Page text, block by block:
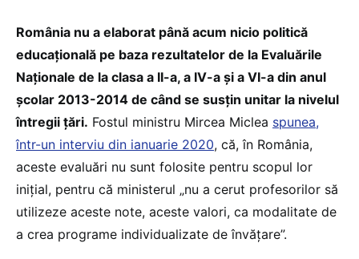
România nu a elaborat până acum nicio politică
educațională pe baza rezultatelor de la Evaluările
Naționale de la clasa a II-a, a IV-a și a VI-a din anul
școlar 2013-2014 de când se susțin unitar la nivelul
întregii țări. Fostul ministru Mircea Miclea spunea,
într-un interviu din ianuarie 2020, că, în România,
aceste evaluări nu sunt folosite pentru scopul lor
inițial, pentru că ministerul „nu a cerut profesorilor să
utilizeze aceste note, aceste valori, ca modalitate de
a crea programe individualizate de învățare”.